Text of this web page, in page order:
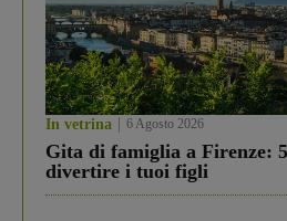
In vetrina 6 Agosto 2026
Gita di famiglia a Firenze:
divertire i tuoi figli